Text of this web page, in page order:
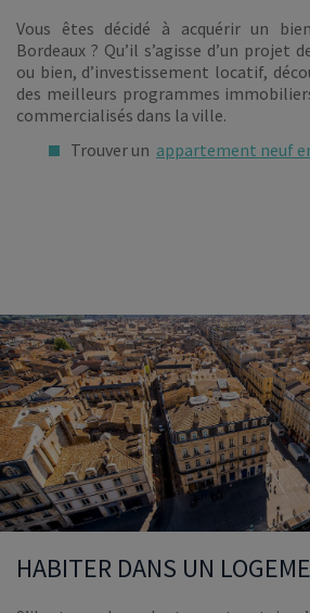
Vous êtes décidé à acquérir un
Bordeaux ? Qu’il s’agisse d’un projet
ou bien, d’investissement locatif,
des meilleurs programmes
commercialisés dans la ville.
Trouver un appartement neuf
HABITER DANS UN